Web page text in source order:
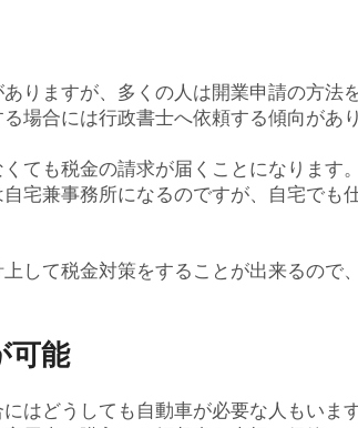
りますが、多くの人は開業申請の方法
場合には行政書士へ依頼する傾向があ
ても税金の請求が届くことになります。
宅兼事務所になるのですが、自宅でも
して税金対策をすることが出来るの
可能
はどうしても自動車が必要な人もいます